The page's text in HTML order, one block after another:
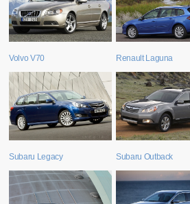
Volvo V70 Renault Laguna
Subaru Legacy Subaru Outback